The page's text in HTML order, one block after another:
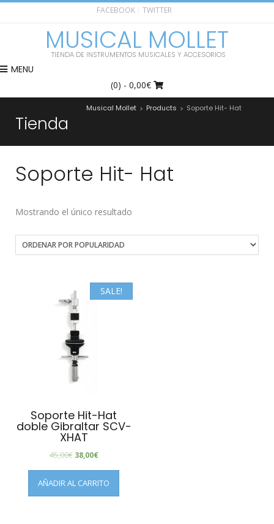
FACEBOOK TWITTER
MUSICAL MOLLET
TIENDA DE INSTRUMENTOS MUSICALES Y ACCESORIOS
MENU
(0) - 0,00€
Tienda
Musical Mollet > Products > Soporte Hit- Hat
Soporte Hit- Hat
Mostrando el único resultado
SALE!
Soporte Hit-Hat
doble Gibraltar SCV-
XHAT
45,00€ 38,00€
AÑADIR AL CARRITO